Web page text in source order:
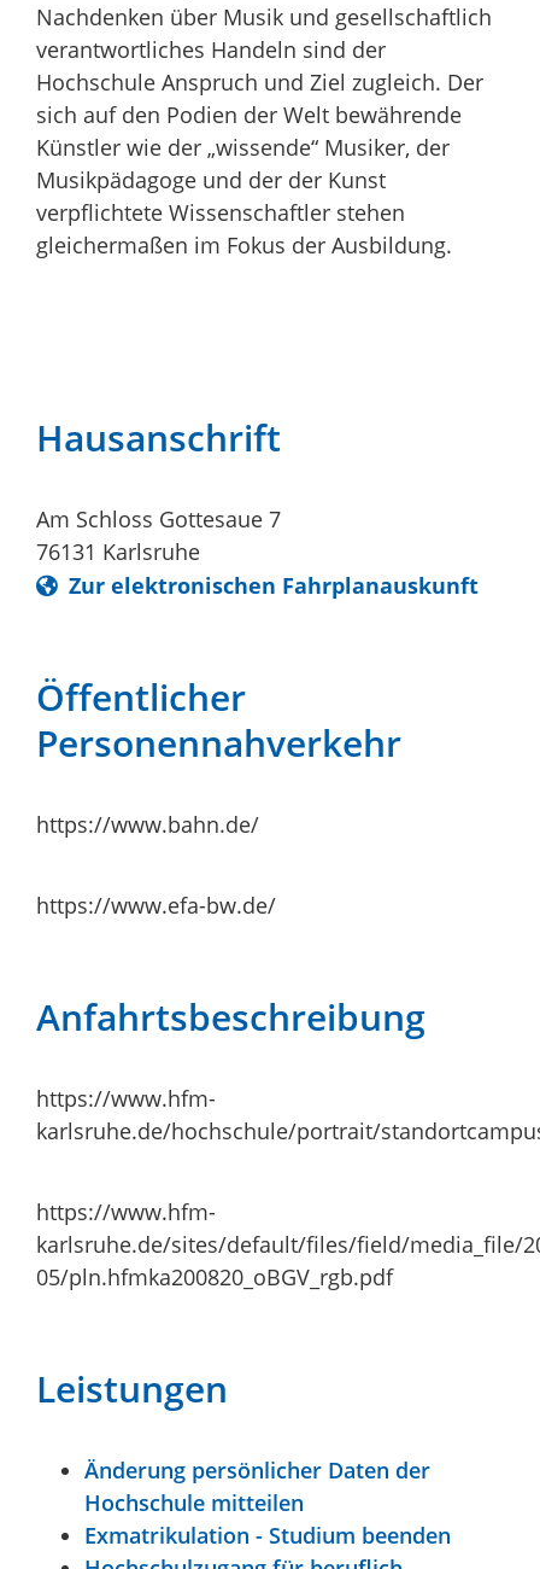
Nachdenken über Musik und gesellschaftlich
verantwortliches Handeln sind der
Hochschule Anspruch und Ziel zugleich. Der
sich auf den Podien der Welt bewährende
Künstler wie der „wissende“ Musiker, der
Musikpädagoge und der der Kunst
verpflichtete Wissenschaftler stehen
gleichermaßen im Fokus der Ausbildung.
Hausanschrift
Am Schloss Gottesaue 7
76131 Karlsruhe
Zur elektronischen Fahrplanauskunft
Öffentlicher
Personennahverkehr
https://www.bahn.de/
https://www.efa-bw.de/
Anfahrtsbeschreibung
https://www.hfm-
karlsruhe.de/hochschule/portrait/
https://www.hfm-
karlsruhe.de/sites/default/files/field/media_file/
05/pln.hfmka200820_oBGV_rgb.pdf
Leistungen
Änderung persönlicher Daten der
Hochschule mitteilen
Exmatrikulation - Studium beenden